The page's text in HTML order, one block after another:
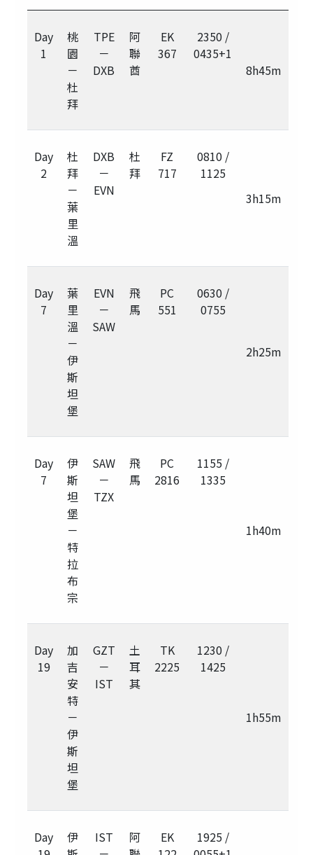
Day
1
桃
園
－
杜
拜
TPE
－
DXB
阿
聯
酋
EK
367
2350 /
0435+1
8h45m
Day
2
杜
拜
－
葉
里
溫
DXB
－
EVN
杜
拜
FZ
717
0810 /
1125
3h15m
Day
7
葉
里
溫
－
伊
斯
坦
堡
EVN
－
SAW
飛
馬
PC
551
0630 /
0755
2h25m
Day
7
伊
斯
坦
堡
－
特
拉
布
宗
SAW
－
TZX
飛
馬
PC
2816
1155 /
1335
1h40m
Day
19
加
吉
安
特
－
伊
斯
坦
堡
GZT
－
IST
土
耳
其
TK
2225
1230 /
1425
1h55m
Day
伊
IST
阿
EK
1925 /